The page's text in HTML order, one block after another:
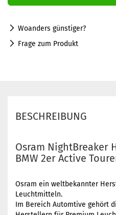
Woanders günstiger?
Frage zum Produkt
BESCHREIBUNG
Osram NightBreaker
BMW 2er Active
Osram ein weltbekannter
Leuchtmitteln.
Im Bereich Automtive gehört